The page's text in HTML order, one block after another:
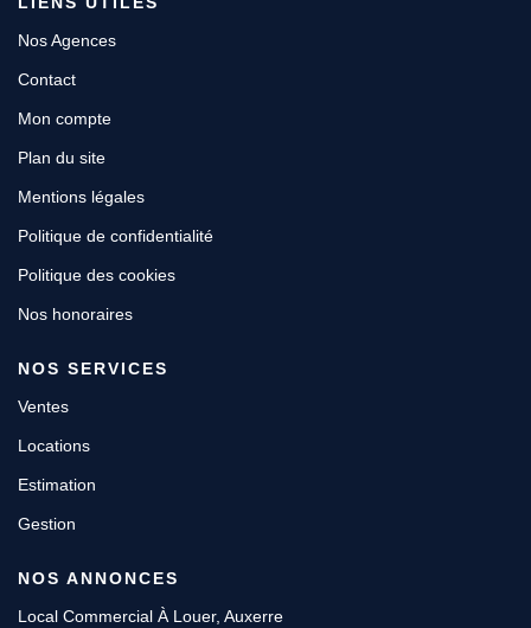
Nos Agences
Contact
Mon compte
Plan du site
Mentions légales
Politique de confidentialité
Politique des cookies
Nos honoraires
NOS SERVICES
Ventes
Locations
Estimation
Gestion
NOS ANNONCES
Local Commercial À Louer, Auxerre